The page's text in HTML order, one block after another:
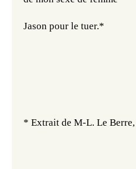
Jason pour le tuer.*
* Extrait de M-L. Le Berre,